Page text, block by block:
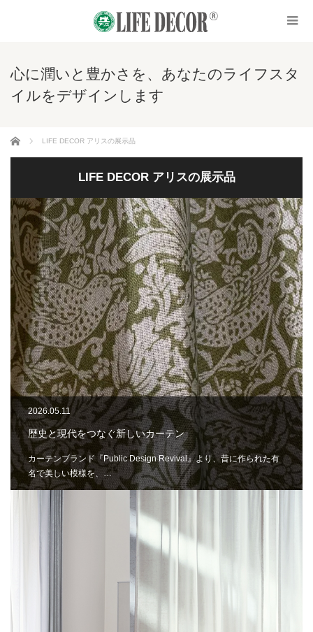
心に潤いと豊かさを、あなたのライフスタ
イルをデザインします
ホーム LIFE DECOR アリスの展示品
LIFE DECOR アリスの展示品
2026.05.11
歴史と現代をつなぐ新しいカーテン
カーテンブランド『Public Design Revival』より、昔に作られた有
名で美しい模様を、…